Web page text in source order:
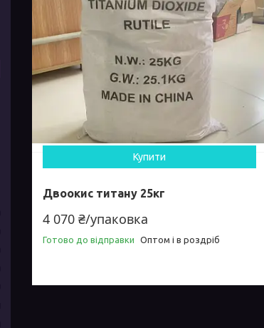
Купити
Двоокис титану 25кг
4 070 ₴/упаковка
Готово до відправки Оптом і в роздріб